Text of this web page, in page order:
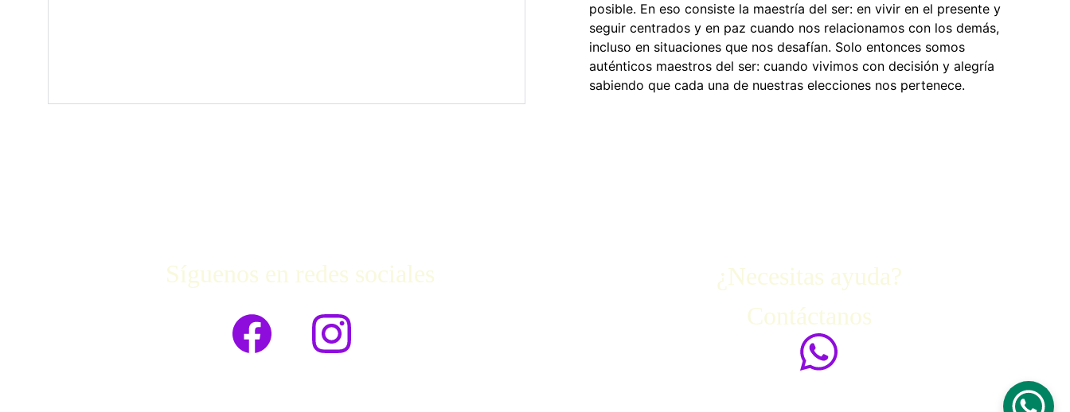
posible. En eso consiste la maestría del ser: en vivir en el presente y
seguir centrados y en paz cuando nos relacionamos con los demás,
incluso en situaciones que nos desafían. Solo entonces somos
auténticos maestros del ser: cuando vivimos con decisión y alegría
sabiendo que cada una de nuestras elecciones nos pertenece.
¿Necesitas ayuda?
Contáctanos
Síguenos en redes sociales